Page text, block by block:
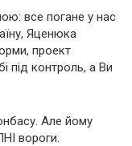
все погане у нас
Яценюка
проект
під контроль, а Ви
Але йому
вороги.